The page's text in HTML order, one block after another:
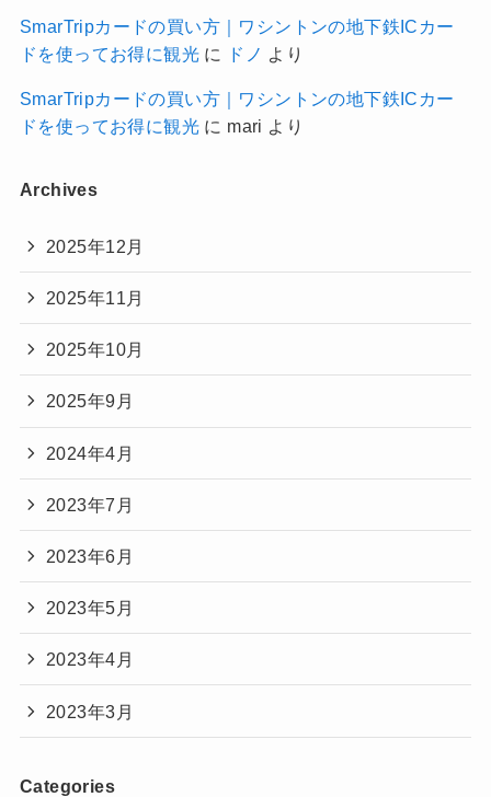
SmarTripカードの買い方｜ワシントンの地下鉄ICカー
ドを使ってお得に観光に ドノ より
SmarTripカードの買い方｜ワシントンの地下鉄ICカー
ドを使ってお得に観光に mari より
Archives
2025年12月
2025年11月
2025年10月
2025年9月
2024年4月
2023年7月
2023年6月
2023年5月
2023年4月
2023年3月
Categories